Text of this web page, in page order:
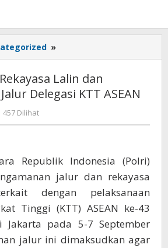
»
Siapkan
Lalin
dan
ASEAN
Lalin dan
Delegasi KTT ASEAN
457 Dilihat
Republik Indonesia (Polri)
jalur dan rekayasa
dengan pelaksanaan
Tinggi (KTT) ASEAN ke-43
pada 5-7 September
jalur ini dimaksudkan agar